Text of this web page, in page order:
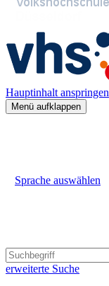
Hauptinhalt anspringen
Menü aufklappen
Sprache auswählen
erweiterte Suche